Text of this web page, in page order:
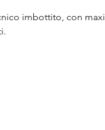
imbottito, con maxi